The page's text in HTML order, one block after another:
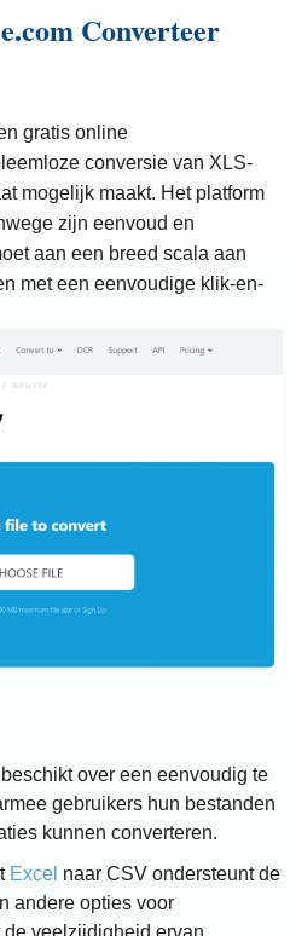
Converteer
gratis online
conversie van XLS-
mogelijk maakt. Het platform
zijn eenvoud en
aan een breed scala aan
met een eenvoudige klik-en-
over een eenvoudig te
gebruikers hun bestanden
kunnen converteren.
Excel naar CSV ondersteunt de
andere opties voor
veelzijdigheid ervan